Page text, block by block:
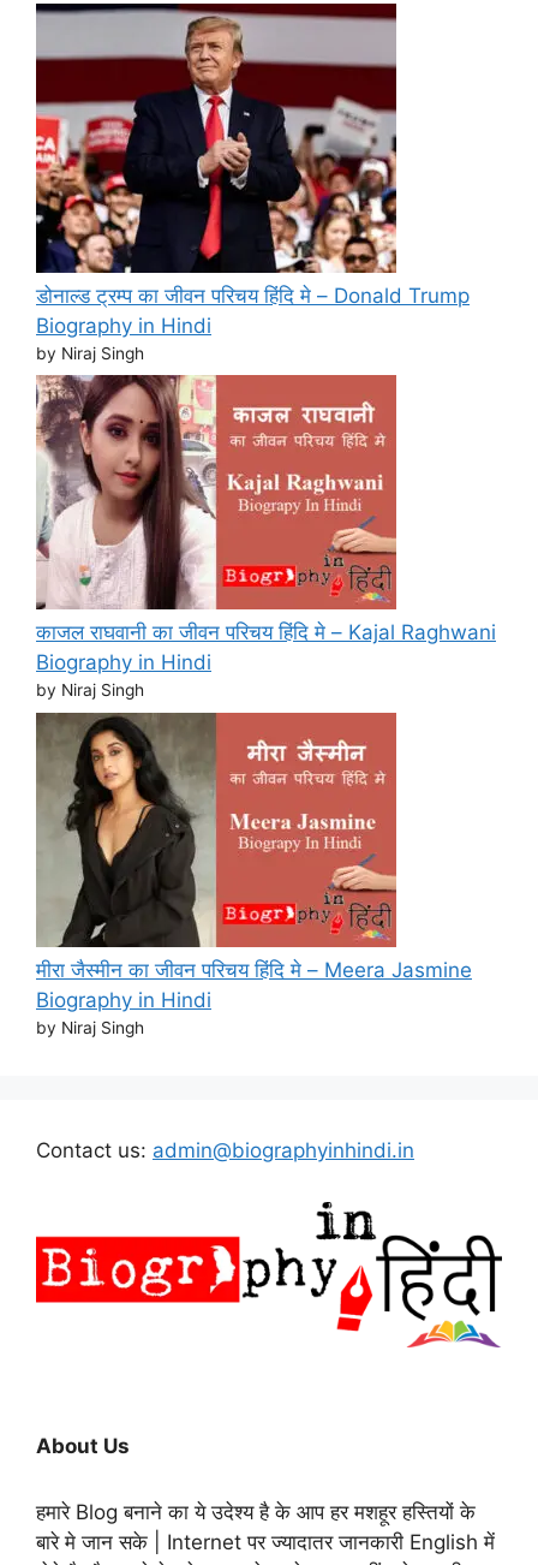
डोनाल्ड ट्रम्प का जीवन परिचय हिंदि मे – Donald Trump
Biography in Hindi
by Niraj Singh
काजल राघवानी का जीवन परिचय हिंदि मे – Kajal Raghwani
Biography in Hindi
by Niraj Singh
मीरा जैस्मीन का जीवन परिचय हिंदि मे – Meera Jasmine
Biography in Hindi
by Niraj Singh
Contact us: admin@biographyinhindi.in
About Us
हमारे Blog बनाने का ये उदेश्य है के आप हर मशहूर हस्तियों के
बारे मे जान सके | Internet पर ज्यादातर जानकारी English में